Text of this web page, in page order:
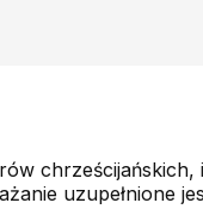
uzupełnione